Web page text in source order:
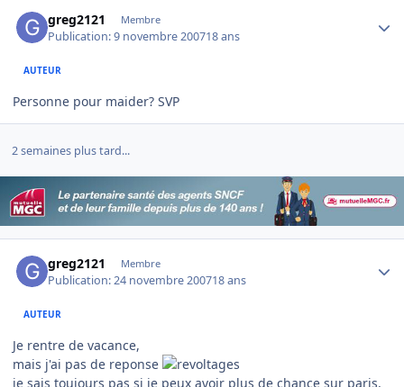
greg2121 Membre
Publication:9 novembre 200718 ans
AUTEUR
Personne pour maider? SVP
2 semaines plus tard...
greg2121 Membre
Publication:24 novembre 200718 ans
AUTEUR
Je rentre de vacance,
mais j'ai pas de reponse
je sais toujours pas si je peux avoir plus de chance sur paris,